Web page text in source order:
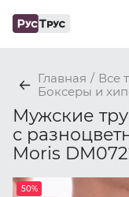
Главная / Все
Боксеры и
Мужские
с
Moris
50%